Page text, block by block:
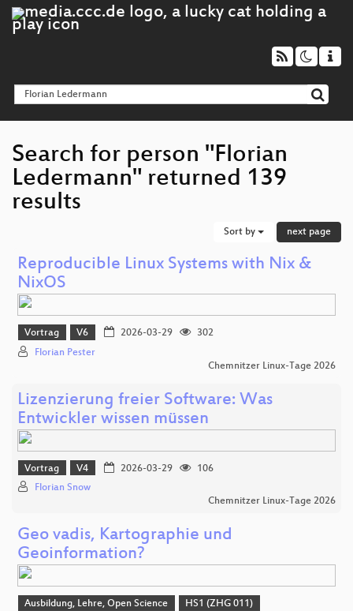
Search for person "Florian
Ledermann" returned 139
results
Sort by next page
Reproducible Linux Systems with Nix &
NixOS
Vortrag V6 2026-03-29
302
Florian Pester
Chemnitzer Linux-Tage 2026
Lizenzierung freier Software: Was
Entwickler wissen müssen
Vortrag V4 2026-03-29
106
Florian Snow
Chemnitzer Linux-Tage 2026
Geo vadis, Kartographie und
Geoinformation?
Ausbildung, Lehre, Open Science
HS1 (ZHG 011)